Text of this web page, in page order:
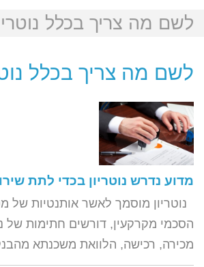
לשם מה צריך בכלל
לשם מה צריך בכלל
מדוע נדרש נוטריון בכדי לתת
נוטריון מוסמך לאשר אותנטיות של
הסכמי מקרקעין, דורשים חתימות של
מכירה, רכישה, הלוואת משכנתא